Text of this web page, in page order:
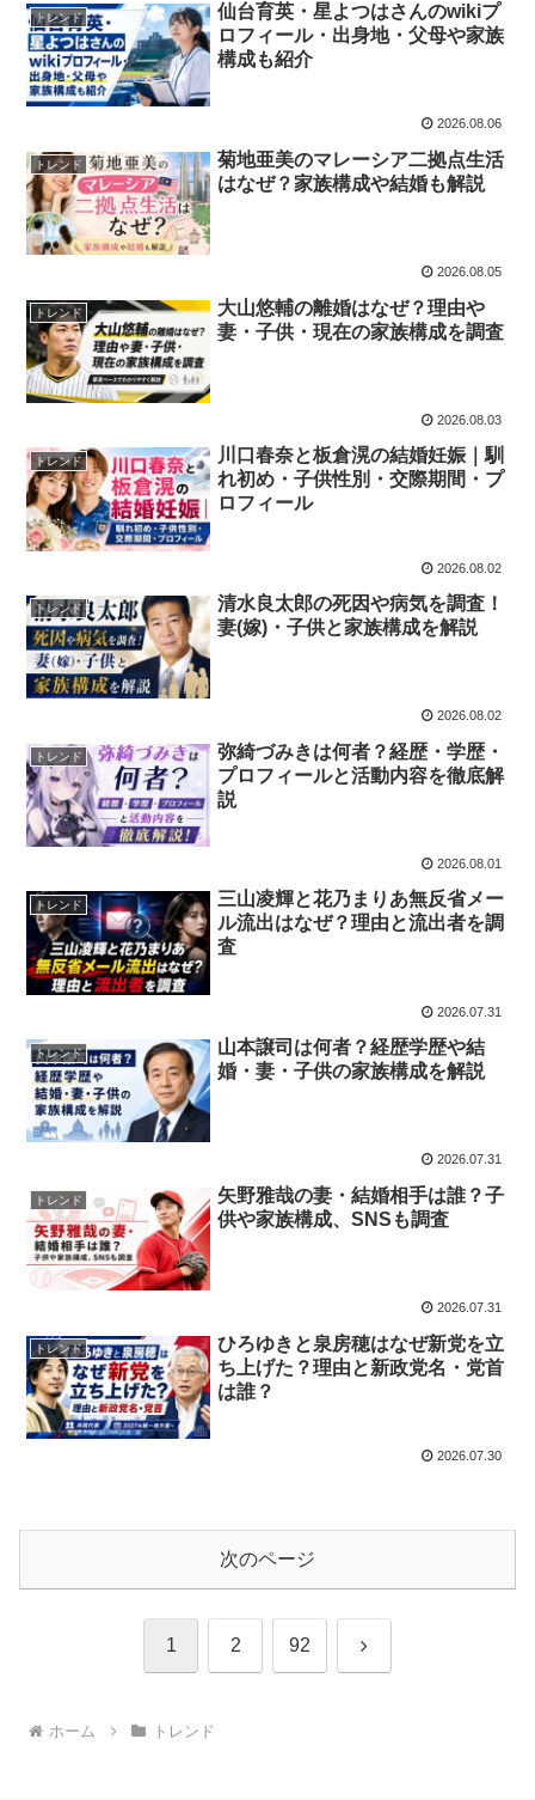
トレンド
仙台育英・星よつはさんのwikiプ
ロフィール・出身地・父母や家族
構成も紹介
2026.08.06
トレンド
菊地亜美のマレーシア二拠点生活
はなぜ？家族構成や結婚も解説
2026.08.05
トレンド
大山悠輔の離婚はなぜ？理由や
妻・子供・現在の家族構成を調査
2026.08.03
トレンド
川口春奈と板倉滉の結婚妊娠｜馴
れ初め・子供性別・交際期間・プ
ロフィール
2026.08.02
トレンド
清水良太郎の死因や病気を調査！
妻(嫁)・子供と家族構成を解説
2026.08.02
トレンド
弥綺づみきは何者？経歴・学歴・
プロフィールと活動内容を徹底解
説
2026.08.01
トレンド
三山凌輝と花乃まりあ無反省メー
ル流出はなぜ？理由と流出者を調
査
2026.07.31
トレンド
山本譲司は何者？経歴学歴や結
婚・妻・子供の家族構成を解説
2026.07.31
トレンド
矢野雅哉の妻・結婚相手は誰？子
供や家族構成、SNSも調査
2026.07.31
トレンド
ひろゆきと泉房穂はなぜ新党を立
ち上げた？理由と新政党名・党首
は誰？
2026.07.30
次のページ
1 2 92 次
ホーム トレンド